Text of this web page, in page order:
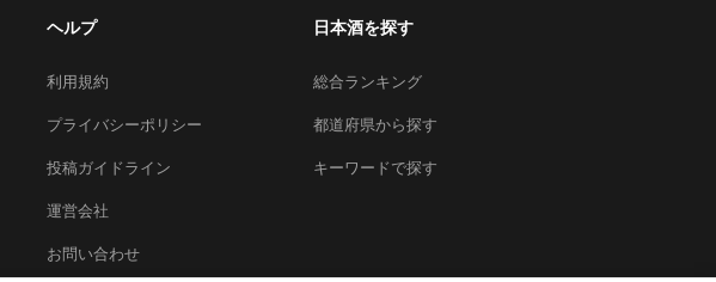
ヘルプ
利用規約
プライバシーポリシー
投稿ガイドライン
運営会社
お問い合わせ
日本酒を探す
総合ランキング
都道府県から探す
キーワードで探す